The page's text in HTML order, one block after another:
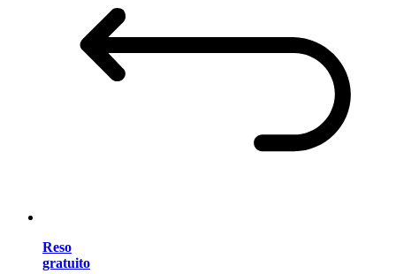
Reso
gratuito